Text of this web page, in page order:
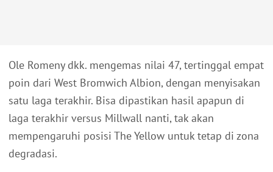
Ole Romeny dkk. mengemas nilai 47, tertinggal empat
poin dari West Bromwich Albion, dengan menyisakan
satu laga terakhir. Bisa dipastikan hasil apapun di
laga terakhir versus Millwall nanti, tak akan
mempengaruhi posisi The Yellow untuk tetap di zona
degradasi.